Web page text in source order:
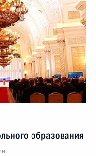
образования